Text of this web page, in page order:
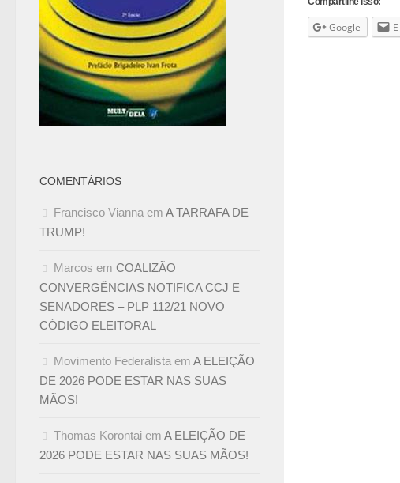
Google
COMENTÁRIOS
Francisco Vianna em A TARRAFA DE
TRUMP!
Marcos em COALIZÃO
CONVERGÊNCIAS NOTIFICA CCJ E
SENADORES – PLP 112/21 NOVO
CÓDIGO ELEITORAL
Movimento Federalista em A ELEIÇÃO
DE 2026 PODE ESTAR NAS SUAS
MÃOS!
Thomas Korontai em A ELEIÇÃO DE
2026 PODE ESTAR NAS SUAS MÃOS!